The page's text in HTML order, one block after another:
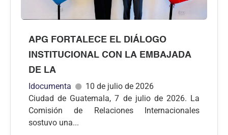
APG FORTALECE EL DIÁLOGO
INSTITUCIONAL CON LA EMBAJADA
DE LA
Idocumenta
10 de julio de 2026
Ciudad de Guatemala, 7 de julio de 2026. La
Comisión de Relaciones Internacionales
sostuvo una...